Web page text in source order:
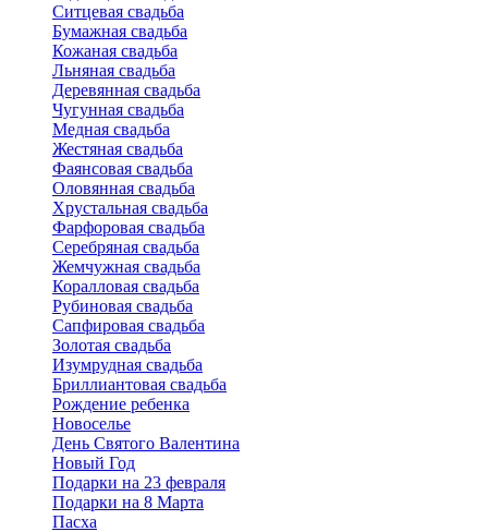
Ситцевая свадьба
Бумажная свадьба
Кожаная свадьба
Льняная свадьба
Деревянная свадьба
Чугунная свадьба
Медная свадьба
Жестяная свадьба
Фаянсовая свадьба
Оловянная свадьба
Хрустальная свадьба
Фарфоровая свадьба
Серебряная свадьба
Жемчужная свадьба
Коралловая свадьба
Рубиновая свадьба
Сапфировая свадьба
Золотая свадьба
Изумрудная свадьба
Бриллиантовая свадьба
Рождение ребенка
Новоселье
День Святого Валентина
Новый Год
Подарки на 23 февраля
Подарки на 8 Марта
Пасха